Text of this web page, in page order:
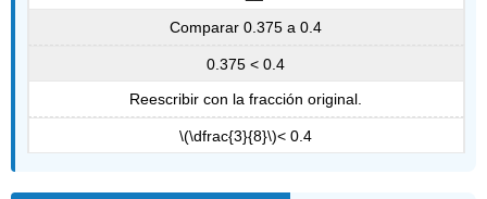
Comparar 0.375 a 0.4
0.375 < 0.4
Reescribir con la fracción original.
\(\dfrac{3}{8}\)< 0.4